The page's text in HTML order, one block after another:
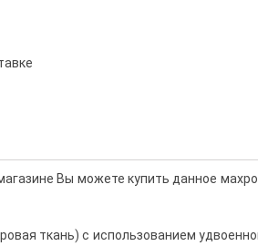
Вы можете купить данное
ткань) с использованием